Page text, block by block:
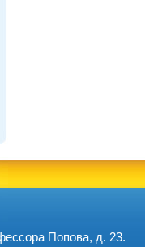
Попова, д. 23.